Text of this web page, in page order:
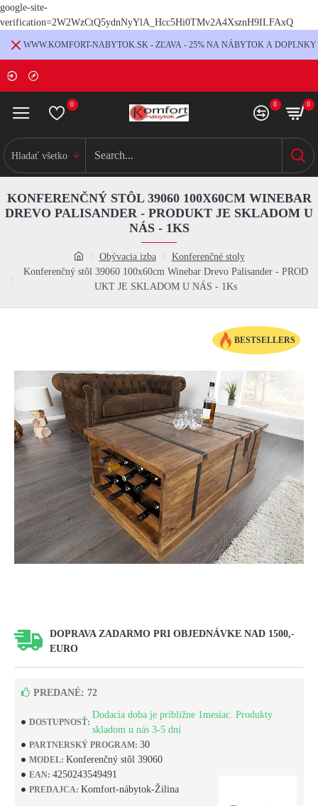
google-site-
verification=2W2WzCtQ5ydnNyYlA_Hcc5Hi0TMv2A4XsznH9ILFAxQ
WWW.KOMFORT-NABYTOK.SK - ZĽAVA - 25% NA NÁBYTOK A DOPLNKY
0 0 0
Hladať všetko
Obývacia izba
Konferenčné stoly
Konferenčný stôl 39060 100x60cm Winebar Drevo Palisander - PROD
UKT JE SKLADOM U NÁS - 1Ks
KONFERENČNÝ STÔL 39060 100X60CM WINEBAR
DREVO PALISANDER - PRODUKT JE SKLADOM U
NÁS - 1KS
BESTSELLERS
DOPRAVA ZADARMO PRI OBJEDNÁVKE NAD 1500,-
EURO
DOSTUPNOSŤ:
Dodacia doba je približne 1mesiac. Produkty
skladom u nás 3-5 dní
PARTNERSKÝ PROGRAM: 30
MODEL: Konferenčný stôl 39060
EAN: 4250243549491
PREDAJCA: Komfort-nábytok-Žilina
PREDANÉ: 72